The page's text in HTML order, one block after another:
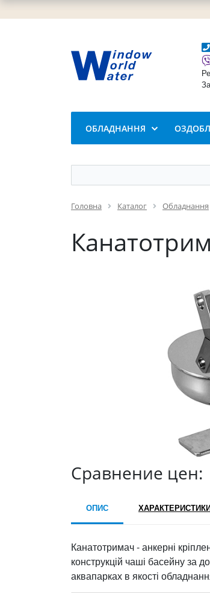
ОБЛАДНАННЯ
Головна Каталог Обладнання
Сравнение цен:
ОПИС
Канатотримач - анкерні
конструкцій чаші басейну за
аквапарках в якості